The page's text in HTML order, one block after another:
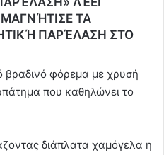
ΤΑ
ΠΑΡΈΛΑΣΗ ΣΤΟ
βραδινό φόρεμα με χρυσή
που καθηλώνει το
διάπλατα χαμόγελα η